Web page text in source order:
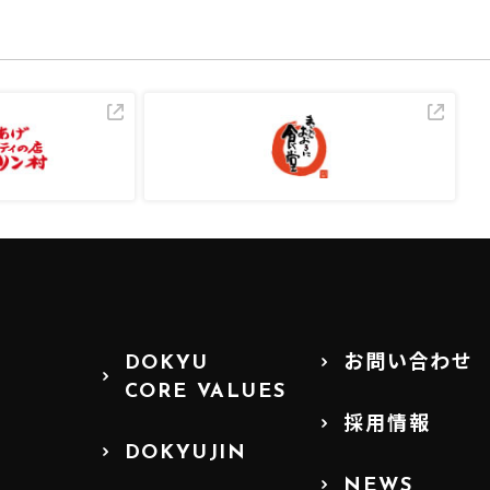
DOKYU
CORE VALUES
DOKYUJIN
お問い合わせ
採用情報
NEWS